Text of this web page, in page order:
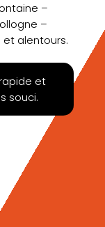
–
–
et alentours.
et
souci.